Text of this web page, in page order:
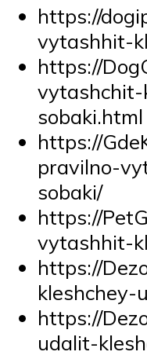
https://
vytashhit-
https://
vytashchit-
sobaki.html
https://
pravilno-
sobaki/
https://
vytashhit-
https://
kleshchey-
https://
udalit-